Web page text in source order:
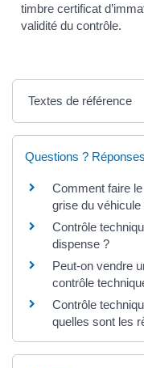
timbre certificat
validité du contrôle.
Textes de référence
Questions ?
Comment faire
grise du véhicule
Contrôle
dispense ?
Peut-on vendre
contrôle
Contrôle
quelles sont les